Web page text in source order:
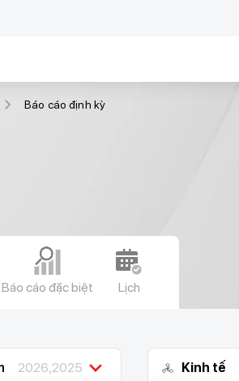
Báo cáo định kỳ
Báo cáo đặc biệt Lịch
2026,2025 Kinh tế